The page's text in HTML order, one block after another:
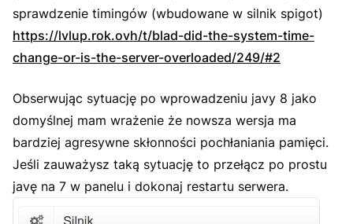
sprawdzenie timingów (wbudowane w silnik spigot)
https://lvlup.rok.ovh/t/blad-did-the-system-time-
change-or-is-the-server-overloaded/249/#2
Obserwując sytuację po wprowadzeniu javy 8 jako
domyślnej mam wrażenie że nowsza wersja ma
bardziej agresywne skłonności pochłaniania pamięci.
Jeśli zauważysz taką sytuację to przełącz po prostu
javę na 7 w panelu i dokonaj restartu serwera.